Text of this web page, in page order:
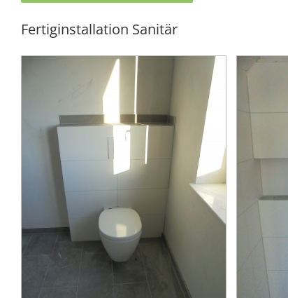
Fertiginstallation Sanitär